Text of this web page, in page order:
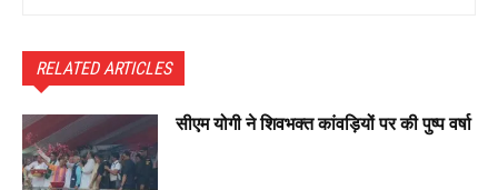
RELATED ARTICLES
सीएम योगी ने शिवभक्त कांवड़ियों पर की पुष्प वर्षा